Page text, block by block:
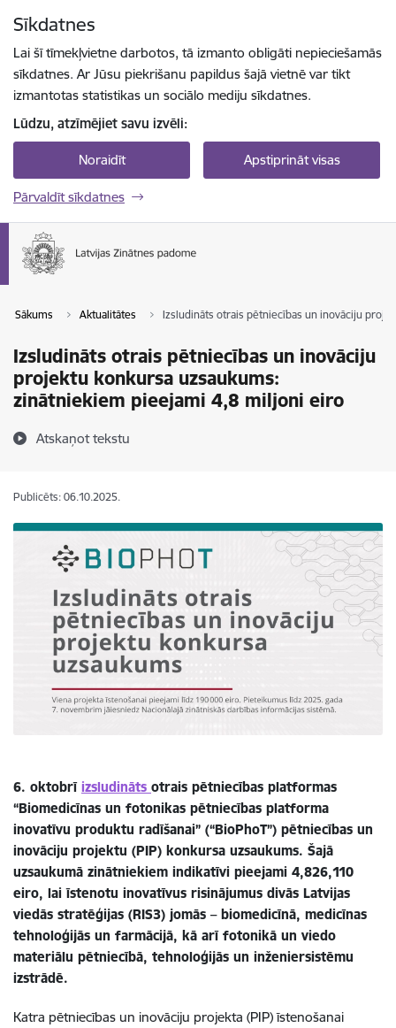
Sīkdatnes
Lai šī tīmekļvietne darbotos, tā izmanto obligāti nepieciešamās
sīkdatnes. Ar Jūsu piekrišanu papildus šajā vietnē var tikt
izmantotas statistikas un sociālo mediju sīkdatnes.
Lūdzu, atzīmējiet savu izvēli:
Noraidīt Apstiprināt visas
Pārvaldīt sīkdatnes
Sākums Aktualitātes Izsludināts otrais pētniecības un inovāciju
Izsludināts otrais pētniecības un inovāciju
projektu konkursa uzsaukums:
zinātniekiem pieejami 4,8 miljoni eiro
Atskaņot tekstu
Publicēts: 06.10.2025.
6. oktobrī izsludināts otrais pētniecības platformas
“Biomedicīnas un fotonikas pētniecības platforma
inovatīvu produktu radīšanai” (“BioPhoT”) pētniecības un
inovāciju projektu (PIP) konkursa uzsaukums. Šajā
uzsaukumā zinātniekiem indikatīvi pieejami 4,826,110
eiro, lai īstenotu inovatīvus risinājumus divās Latvijas
viedās stratēģijas (RIS3) jomās – biomedicīnā, medicīnas
tehnoloģijās un farmācijā, kā arī fotonikā un viedo
materiālu pētniecībā, tehnoloģijās un inženiersistēmu
izstrādē.
Katra pētniecības un inovāciju projekta (PIP) īstenošanai